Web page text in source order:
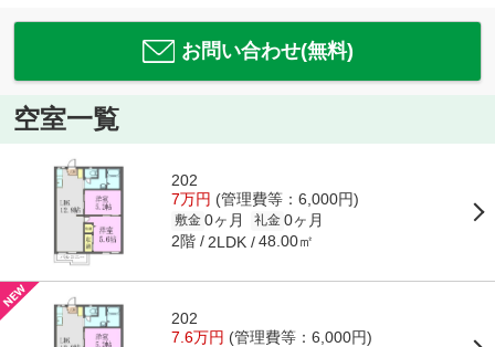
お問い合わせ(無料)
空室一覧
202
7万円 (管理費等：6,000円)
敷金 0ヶ月 礼金 0ヶ月
2階 2LDK 48.00㎡
202
7.6万円 (管理費等：6,000円)